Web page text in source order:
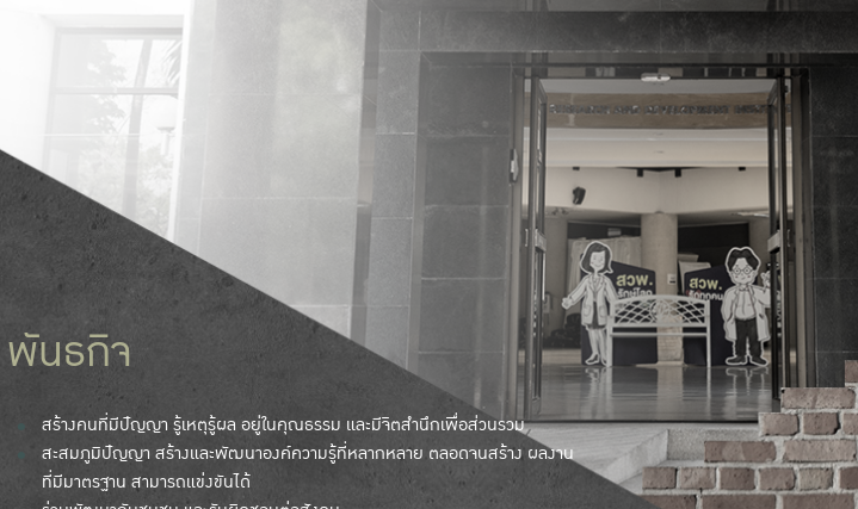
พันธกิจ
สร้างคนที่มีปัญญา รู้เหตุรู้ผล อยู่ในคุณธรรม และมีจิตสำนึกเพื่อส่วนรวม
สะสมภูมิปัญญา สร้างและพัฒนาองค์ความรู้ที่หลากหลาย ตลอดจนสร้าง ผลงาน
ที่มีมาตรฐาน สามารถแข่งขันได้